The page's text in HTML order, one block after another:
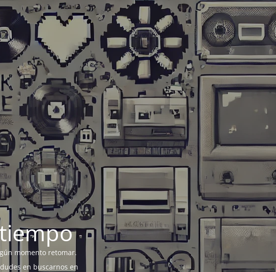
momento retomar.
en buscarnos en